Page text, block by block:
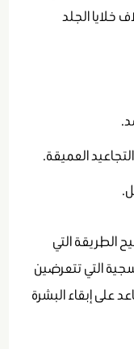
خلايا الجلد
العميقة.
الطريقة التي
التي تتعرضين
على إبقاء البشرة